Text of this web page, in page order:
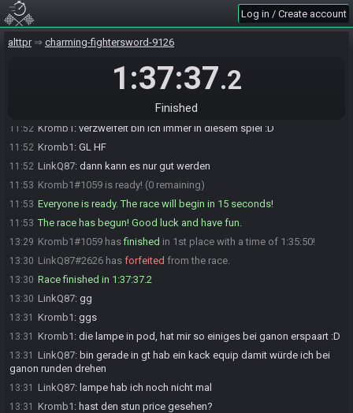
Log in / Create account
alttpr charming-fightersword-9126
1:37:37.2
Finished
11:50 https://alttpr.com/h/JMaB2jg2v0
11:50 SahasrahBot:Seed rolling complete. See race info for details.
LinkQ87#2626 is ready! (1 remaining)
11:52 Kromb1 : verzweifelt bin ich immer in diesem spiel :D
11:52 Kromb1 : GL HF
11:52 LinkQ87: dann kann es nur gut werden
11:53 Kromb1#1059 is ready! (0 remaining)
11:53 Everyone is ready. The race will begin in 15 seconds!
11:53 The race has begun! Good luck and have fun.
13:29 Kromb1#1059 hasfinished in 1st place with a time of 1:35:50!
13:30 LinkQ87#2626 has forfeited from the race.
13:30 Race finished in 1:37:37.2
13:30 LinkQ87: gg
13:31 Kromb1 : ggs
13:31 Kromb1 : die lampe in pod, hat mir so einiges bei ganon erspaart :D
13:31 LinkQ87: bin gerade in gt hab ein kack equip damit würde ich bei
ganon runden drehen
13:31 LinkQ87: lampe hab ich noch nicht mal
13:31 Kromb1 : hast den stun price gesehen?